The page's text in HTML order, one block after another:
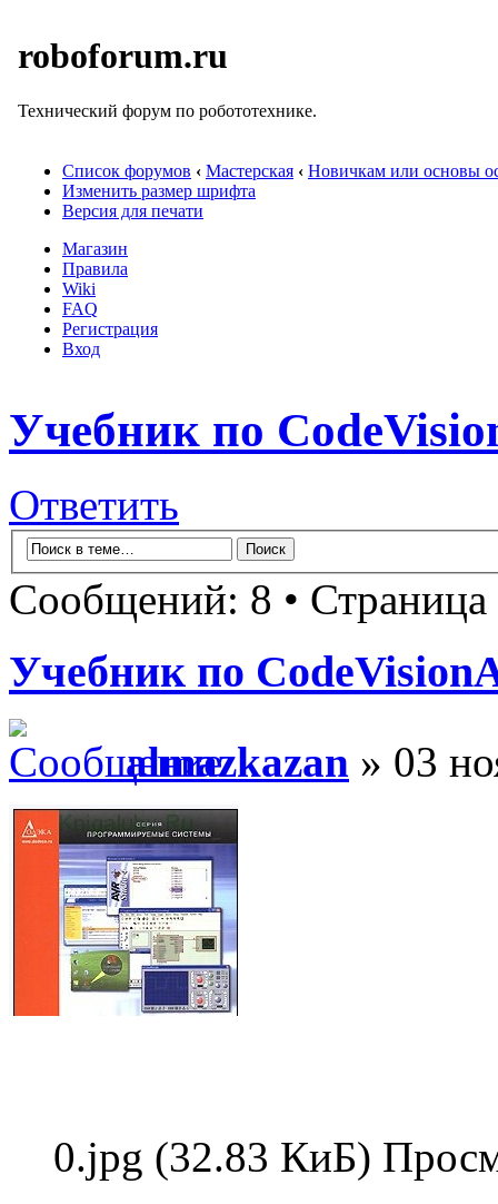
roboforum.ru
Технический форум по робототехнике.
Список форумов ‹ Мастерская ‹ Новичкам или основы
Изменить размер шрифта
Версия для печати
Магазин
Правила
Wiki
FAQ
Регистрация
Вход
Учебник по
Ответить
Сообщений: 8 • Страница
Учебник по
almazkazan » 03
0.jpg (32.83 КиБ)